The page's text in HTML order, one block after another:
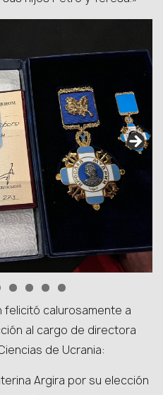
felicitó calurosamente a
al cargo de directora
de Ucrania:
Argira por su elección